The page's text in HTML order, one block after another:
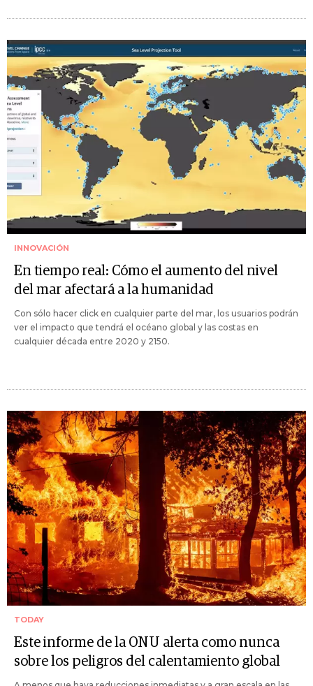
INNOVACIÓN
En tiempo real: Cómo el aumento del nivel
del mar afectará a la humanidad
Con sólo hacer click en cualquier parte del mar, los usuarios podrán
ver el impacto que tendrá el océano global y las costas en
cualquier década entre 2020 y 2150.
TODAY
Este informe de la ONU alerta como nunca
sobre los peligros del calentamiento global